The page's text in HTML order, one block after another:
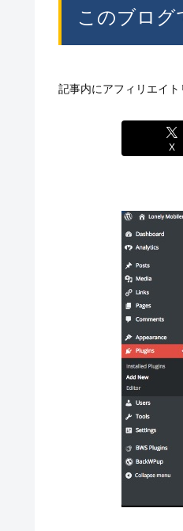
このブログ
記事内にアフィリエイ
X